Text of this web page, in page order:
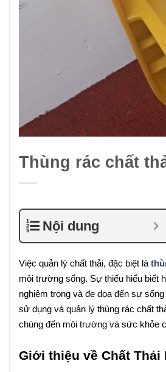
Thùng rác chất
Nội dung
Việc quản lý chất thải, đặc biệt là
môi trường sống. Sự thiếu hiểu biết
nghiêm trọng và đe dọa đến sự
sử dụng và quản lý thùng rác chất
chúng đến môi trường và sức khỏe
Giới thiệu về Chất Thải